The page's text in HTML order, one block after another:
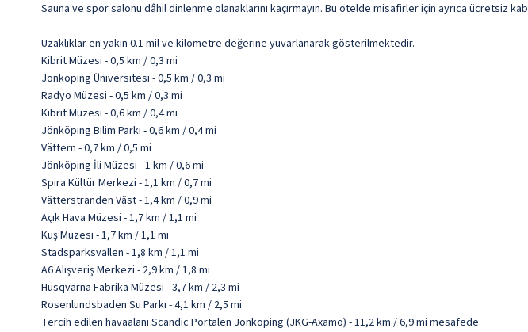
Sauna ve spor salonu dâhil dinlenme olanaklarını kaçırmayın. Bu otelde misafirler için ayrıca ücretsiz
Uzaklıklar en yakın 0.1 mil ve kilometre değerine yuvarlanarak gösterilmektedir.
Kibrit Müzesi - 0,5 km / 0,3 mi
Jönköping Üniversitesi - 0,5 km / 0,3 mi
Radyo Müzesi - 0,5 km / 0,3 mi
Kibrit Müzesi - 0,6 km / 0,4 mi
Jönköping Bilim Parkı - 0,6 km / 0,4 mi
Vättern - 0,7 km / 0,5 mi
Jönköping İli Müzesi - 1 km / 0,6 mi
Spira Kültür Merkezi - 1,1 km / 0,7 mi
Vätterstranden Väst - 1,4 km / 0,9 mi
Açık Hava Müzesi - 1,7 km / 1,1 mi
Kuş Müzesi - 1,7 km / 1,1 mi
Stadsparksvallen - 1,8 km / 1,1 mi
A6 Alışveriş Merkezi - 2,9 km / 1,8 mi
Husqvarna Fabrika Müzesi - 3,7 km / 2,3 mi
Rosenlundsbaden Su Parkı - 4,1 km / 2,5 mi
Tercih edilen havaalanı Scandic Portalen Jonkoping (JKG-Axamo) - 11,2 km / 6,9 mi mesafede